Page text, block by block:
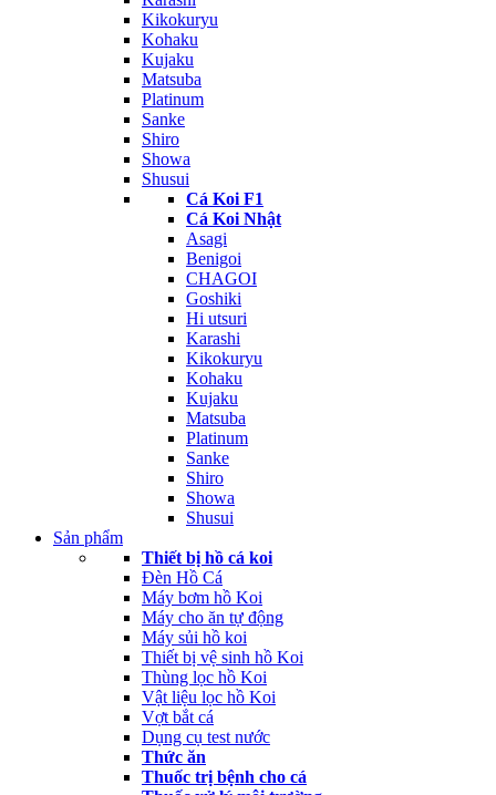
Kikokuryu
Kohaku
Kujaku
Matsuba
Platinum
Sanke
Shiro
Showa
Shusui
Cá Koi F1
Cá Koi Nhật
Asagi
Benigoi
CHAGOI
Goshiki
Hi utsuri
Karashi
Kikokuryu
Kohaku
Kujaku
Matsuba
Platinum
Sanke
Shiro
Showa
Shusui
Sản phẩm
Thiết bị hồ cá koi
Đèn Hồ Cá
Máy bơm hồ Koi
Máy cho ăn tự động
Máy sủi hồ koi
Thiết bị vệ sinh hồ Koi
Thùng lọc hồ Koi
Vật liệu lọc hồ Koi
Vợt bắt cá
Dụng cụ test nước
Thức ăn
Thuốc trị bệnh cho cá